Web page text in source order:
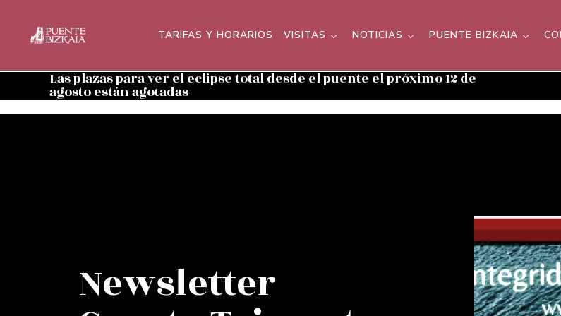
TARIFAS Y HORARIOS VISITAS NOTICIAS PUENTE BIZKAIA
Las plazas para ver el eclipse total desde el puente el próximo 12 de
agosto están agotadas
Newsletter